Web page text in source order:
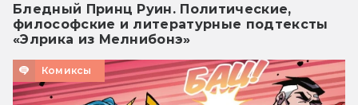
Бледный Принц Руин. Политические,
философские и литературные подтексты
«Элрика из Мелнибонэ»
Комиксы